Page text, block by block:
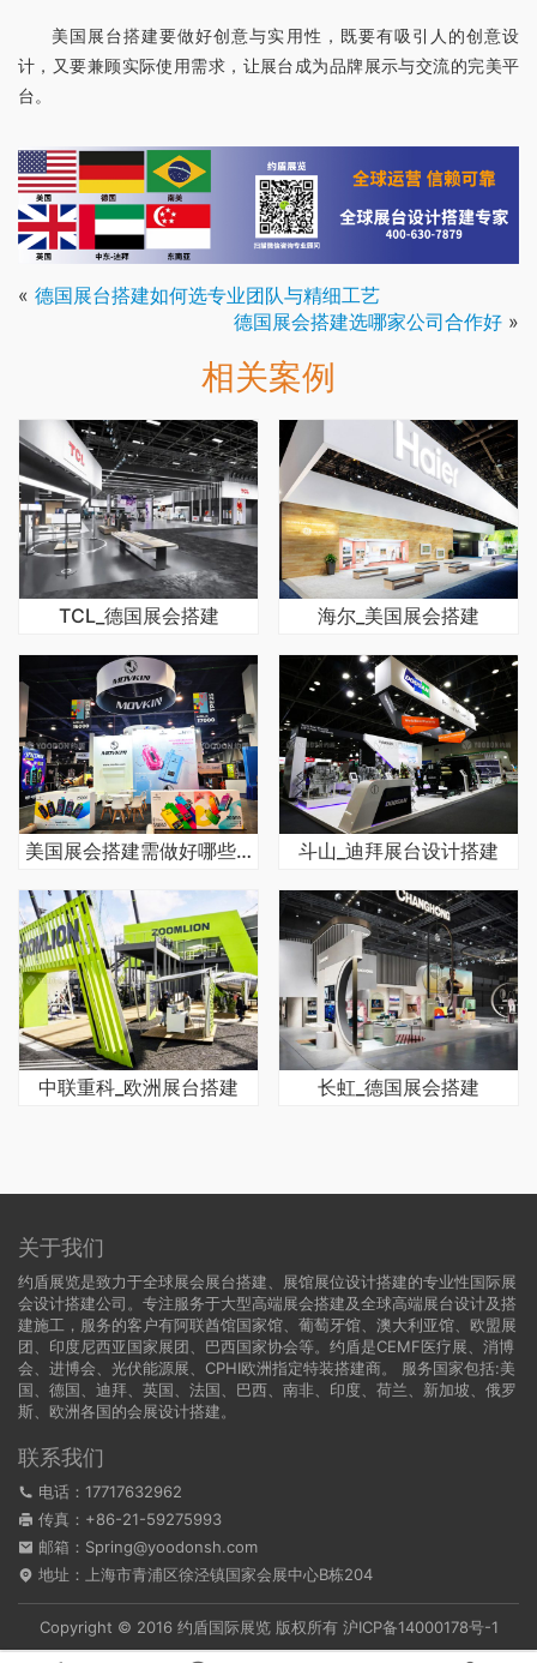
美国展台搭建要做好创意与实用性，既要有吸引人的创意设
计，又要兼顾实际使用需求，让展台成为品牌展示与交流的完美平
台。
« 德国展台搭建如何选专业团队与精细工艺
德国展会搭建选哪家公司合作好 »
相关案例
TCL_德国展会搭建 海尔_美国展会搭建
美国展会搭建需做好哪些细节 斗山_迪拜展台设计搭建
中联重科_欧洲展台搭建 长虹_德国展会搭建
关于我们
约盾展览是致力于全球展会展台搭建、展馆展位设计搭建的专业性国际展
会设计搭建公司。专注服务于大型高端展会搭建及全球高端展台设计及搭
建施工，服务的客户有阿联酋馆国家馆、葡萄牙馆、澳大利亚馆、欧盟展
团、印度尼西亚国家展团、巴西国家协会等。约盾是CEMF医疗展、消博
会、进博会、光伏能源展、CPHI欧洲指定特装搭建商。 服务国家包括:美
国
德国 、迪拜、英国、法国、巴西、南非、印度、荷兰、新加坡、俄罗
斯、欧洲各国的会展设计搭建。
联系我们
电话：17717632962
传真：+86-21-59275993
邮箱：Spring@yoodonsh.com
地址：上海市青浦区徐泾镇国家会展中心B栋204
Copyright © 2016 约盾国际展览 版权所有 沪ICP备14000178号-1